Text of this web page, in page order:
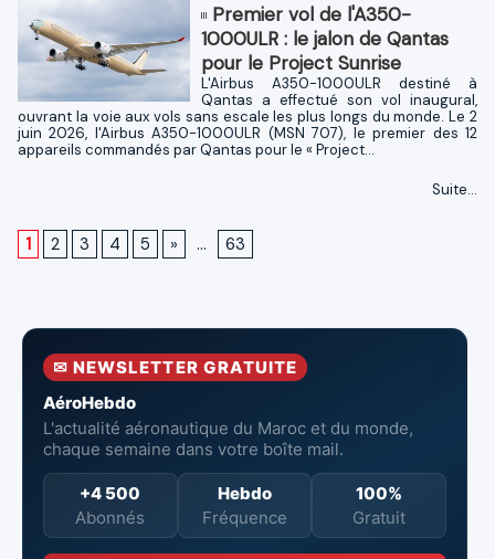
Premier vol de l'A350-
1000ULR : le jalon de Qantas
pour le Project Sunrise
L'Airbus A350-1000ULR destiné à
Qantas a effectué son vol inaugural,
ouvrant la voie aux vols sans escale les plus longs du monde. Le 2
juin 2026, l'Airbus A350-1000ULR (MSN 707), le premier des 12
appareils commandés par Qantas pour le « Project...
Suite...
1 2 3 4 5 » ... 63
✉ NEWSLETTER GRATUITE
AéroHebdo
L'actualité aéronautique du Maroc et du monde,
chaque semaine dans votre boîte mail.
+4 500
Abonnés
Hebdo
Fréquence
100%
Gratuit